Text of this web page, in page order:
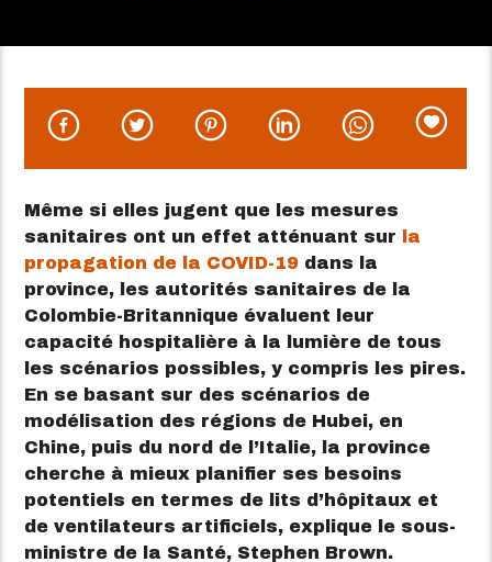
Même si elles jugent que les mesures
sanitaires ont un effet atténuant sur
la
propagation de la COVID-19 dans la
province, les autorités sanitaires de la
Colombie-Britannique évaluent leur
capacité hospitalière à la lumière de tous
les scénarios possibles, y compris les pires.
En se basant sur des scénarios de
modélisation des régions de Hubei, en
Chine, puis du nord de l’Italie, la province
cherche à mieux planifier ses besoins
potentiels en termes de lits d’hôpitaux et
de ventilateurs artificiels, explique le sous-
ministre de la Santé, Stephen Brown.